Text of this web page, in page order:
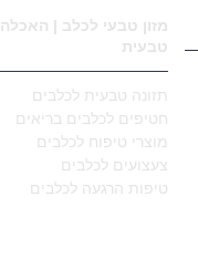
מזון טבעי לכלב | האכלה
טבעית
תזונה טבעית לכלבים
חטיפים לכלבים בריאים
מוצרי טיפוח לכלבים
צעצועים לכלבים
טיפות הרגעה לכלבים